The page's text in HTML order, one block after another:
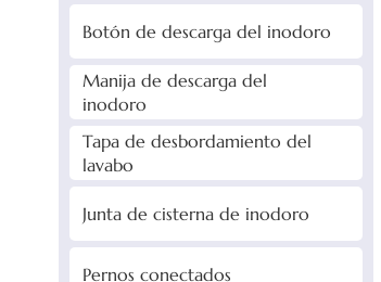
Botón de descarga del inodoro
Manija de descarga del
inodoro
Tapa de desbordamiento del
lavabo
Junta de cisterna de inodoro
Pernos conectados